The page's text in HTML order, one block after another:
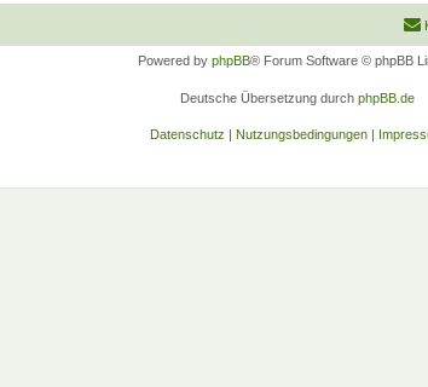
Powered by phpBB® Forum Software © phpBB
Deutsche Übersetzung durch phpBB.de
Datenschutz Nutzungsbedingungen